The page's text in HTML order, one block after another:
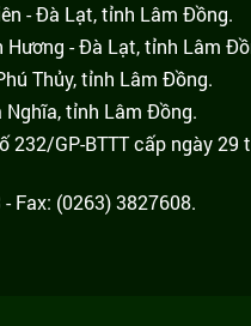
- Đà Lạt, tỉnh Lâm Đồng.
Hương - Đà Lạt, tỉnh Lâm
Thủy, tỉnh Lâm Đồng.
Nghĩa, tỉnh Lâm Đồng.
232/GP-BTTT cấp ngày
Fax: (0263) 3827608.